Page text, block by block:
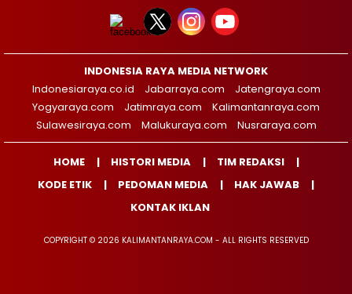
INDONESIA RAYA MEDIA NETWORK
Indonesiaraya.co.id
Jabarraya.com
Jatengraya.com
Yogyaraya.com
Jatimraya.com
Kalimantanraya.com
Sulawesiraya.com
Malukuraya.com Nusraraya.com
HOME HISTORI MEDIA
TIM REDAKSI
KODE ETIK
PEDOMAN MEDIA
HAK JAWAB
KONTAK IKLAN
COPYRIGHT © 2026 KALIMANTANRAYA.COM - ALL RIGHTS RESERVED